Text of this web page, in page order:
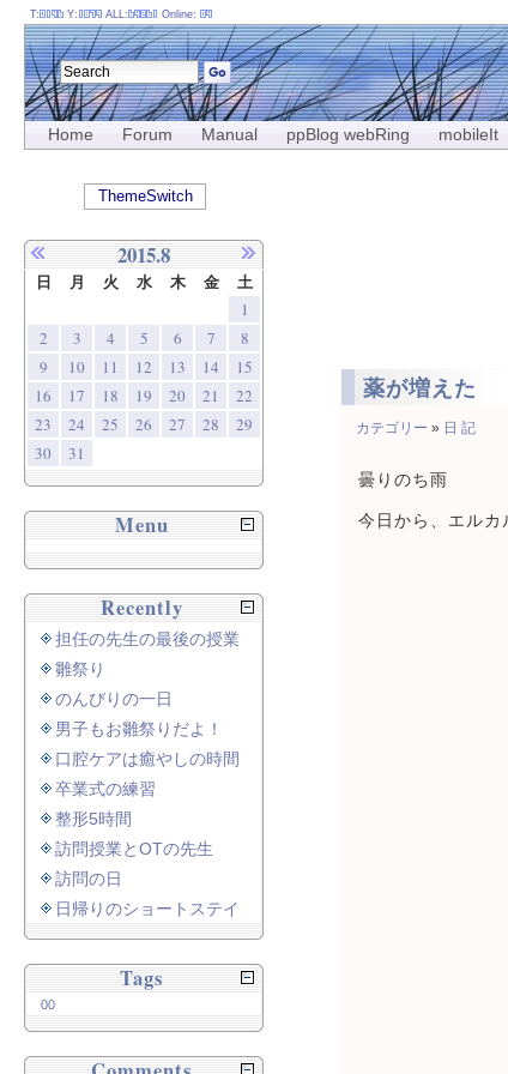
Home Forum Manual ppBlog webRing mobileIt
薬が増えた
カテゴリー » 日 記
曇りのち雨
今日から、エルカ
T: Y: ALL: Online:
ThemeSwitch
2015.8
日 月 火 水 木 金 土
1
2
3 4 5 6 7
8
9
10 11 12 13 14
15
16
17 18 19 20 21
22
23
24 25 26 27 28
29
30
31
Menu
Recently
担任の先生の最後の授業
雛祭り
のんびりの一日
男子もお雛祭りだよ！
口腔ケアは癒やしの時間
卒業式の練習
整形5時間
訪問授業とOTの先生
訪問の日
日帰りのショートステイ
Tags
00